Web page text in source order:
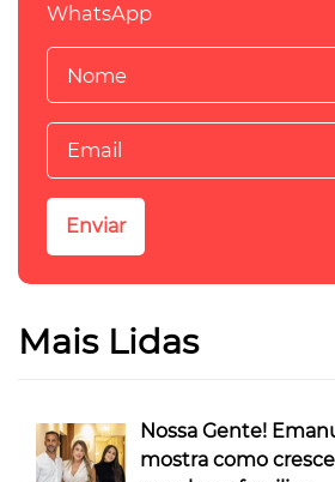
WhatsApp
Mais Lidas
Nossa Gente!
mostra como